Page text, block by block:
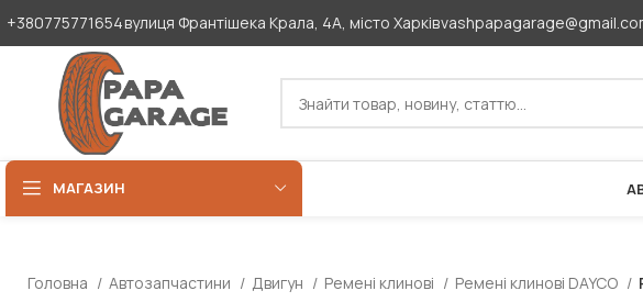
+380775771654вулиця Франтішека Крала, 4А, місто Харків
МАГАЗИН
Головна Автозапчастини Двигун Ремені клинові Ремені клинові DAYCO